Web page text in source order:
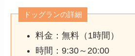
ドッグランの詳細
料金：無料（1時間）
時間：9:30～20:00